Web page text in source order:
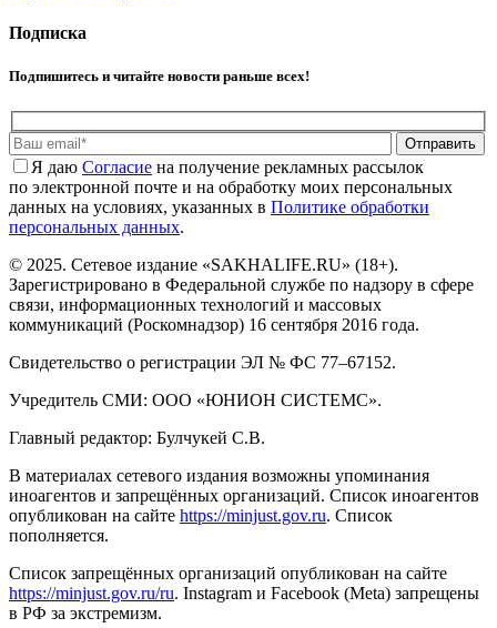
Подписка
Подпишитесь и читайте новости раньше всех!
Отправить
Я даю Cогласие на получение рекламных рассылок
по электронной почте и на обработку моих персональных
данных на условиях, указанных в Политике обработки
персональных данных.
© 2025. Сетевое издание «SAKHALIFE.RU» (18+).
Зарегистрировано в Федеральной службе по надзору в сфере
связи, информационных технологий и массовых
коммуникаций (Роскомнадзор) 16 сентября 2016 года.
Свидетельство о регистрации ЭЛ № ФС 77–67152.
Учредитель СМИ: ООО «ЮНИОН СИСТЕМС».
Главный редактор: Булчукей С.В.
В материалах сетевого издания возможны упоминания
иноагентов и запрещённых организаций. Список иноагентов
опубликован на сайте https://minjust.gov.ru. Список
пополняется.
Список запрещённых организаций опубликован на сайте
https://minjust.gov.ru/ru. Instagram и Facebook (Metа) запрещены
в РФ за экстремизм.